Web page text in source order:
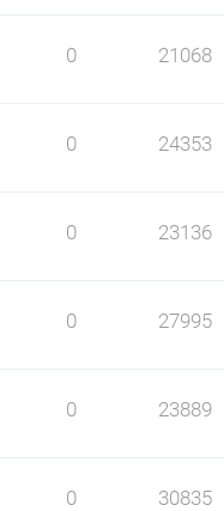
0 21068
0 24353
0 23136
0 27995
0 23889
0 30835